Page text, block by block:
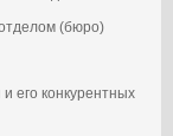
(бюро)
его конкурентных